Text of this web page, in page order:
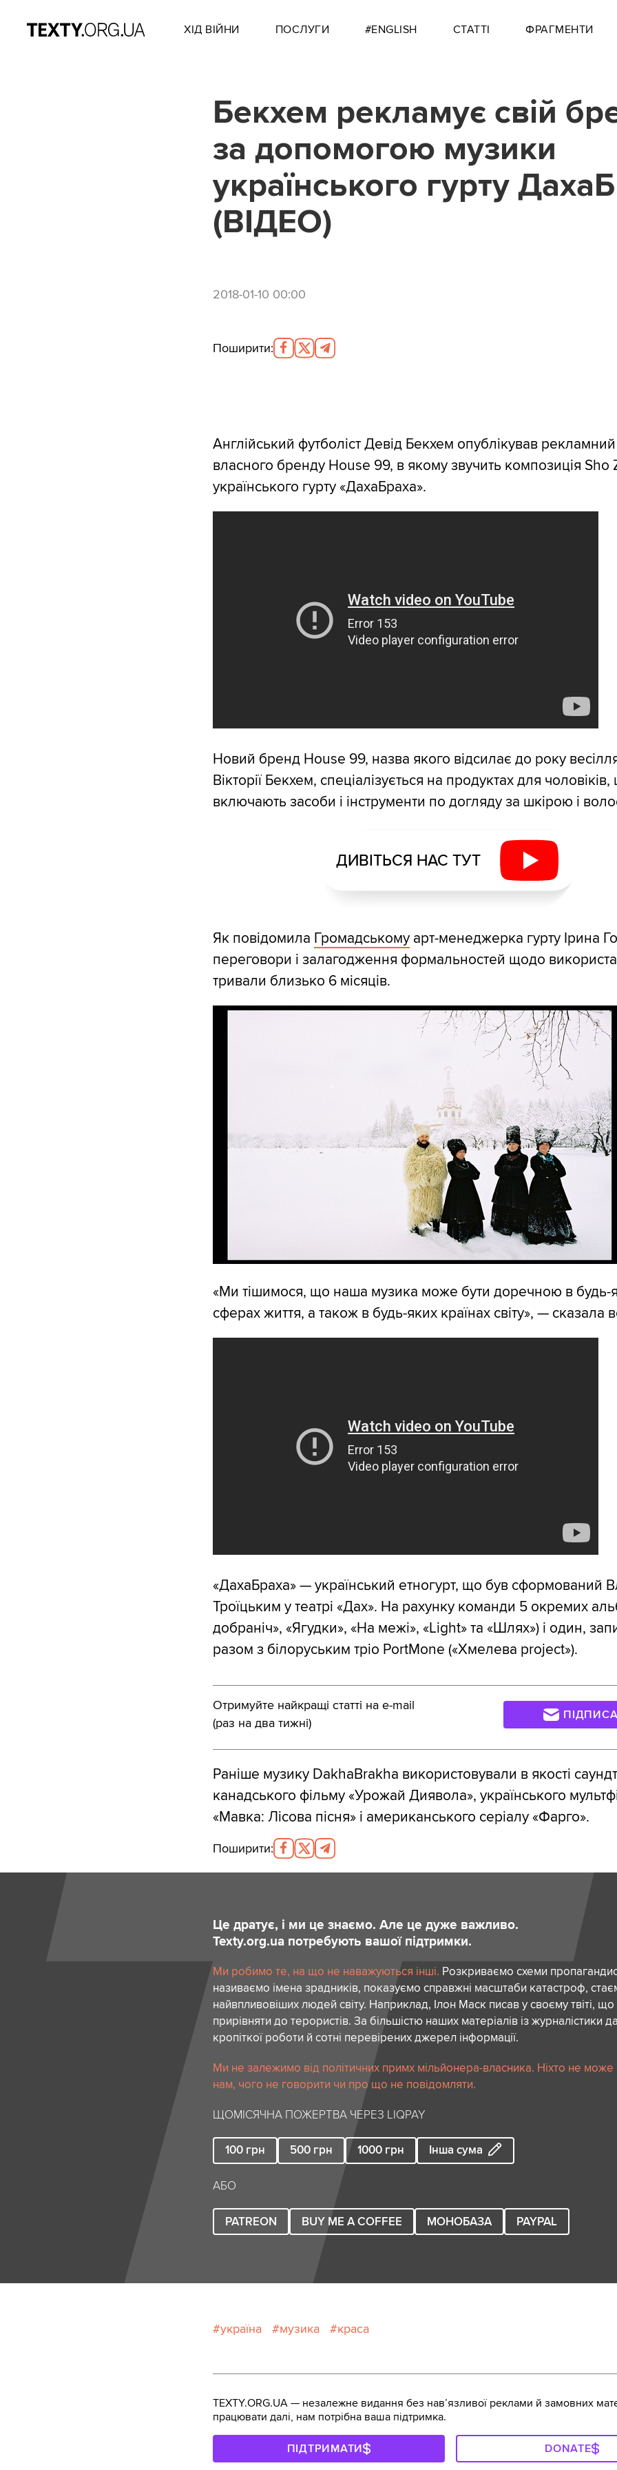
ХІД ВІЙНИ ПОСЛУГИ #ENGLISH СТАТТІ ФРАГМЕНТИ
Бекхем рекламує свій
за допомогою музики
українського гурту
(ВІДЕО)
2018-01-10 00:00
Поширити:
Англійський футболіст Девід Бекхем опублікував
власного бренду House 99, в якому звучить композиція Sho
українського гурту «ДахаБраха».
Новий бренд House 99, назва якого відсилає до року
Вікторії Бекхем, спеціалізується на продуктах для
включають засоби і інструменти по догляду за шкірою і
ДИВІТЬСЯ НАС ТУТ
Як повідомила Громадськомуарт-менеджерка гурту Ірина
переговори і залагодження формальностей щодо
тривали близько 6 місяців.
«Ми тішимося, що наша музика може бути доречною в будь-
сферах життя, а також в будь-яких країнах світу», — сказала
«ДахаБраха» — український етногурт, що був сформований
Троїцьким у театрі «Дах». На рахунку команди 5 окремих
добраніч», «Ягудки», «На межі», «Light» та «Шлях») і один,
разом з білоруським тріо PortMone («Хмелева project»).
Отримуйте найкращі статті на e-mail
(раз на два тижні)
Раніше музику DakhaBrakha використовували в якості
канадського фільму «Урожай Диявола», українського
«Мавка: Лісова пісня» і американського серіалу «Фарго».
Поширити:
Це дратує, і ми це знаємо. Але це дуже важливо.
Texty.org.ua потребують вашої підтримки.
Ми робимо те, на що не наважуються інші. Розкриваємо схеми
називаємо імена зрадників, показуємо справжні масштаби катастроф,
найвпливовіших людей світу. Наприклад, Ілон Маск писав у своєму твіті,
прирівняти до терористів. За більшістю наших матеріалів із журналістики
кропіткої роботи й сотні перевірених джерел інформації.
Ми не залежимо від політичних примх мільйонера-власника. Ніхто не може
нам, чого не говорити чи про що не повідомляти.
ЩОМІСЯЧНА ПОЖЕРТВА ЧЕРЕЗ LIQPAY
100 грн 500 грн 1000 грн Інша сума
АБО
PATREON BUY ME A COFFEE МОНОБАЗА PAYPAL
україна музика краса
TEXTY.ORG.UA — незалежне видання без навʼязливої реклами й замовних
працювати далі, нам потрібна ваша підтримка.
ПІДТРИМАТИ DONATE